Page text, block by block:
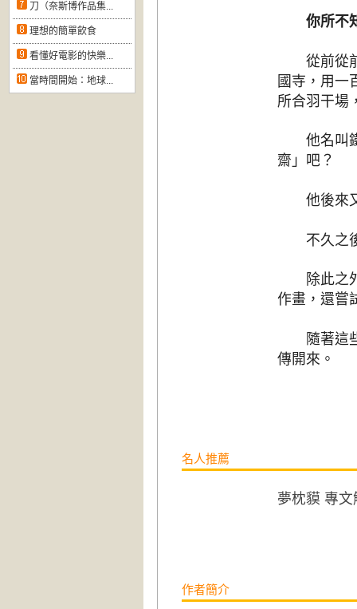
刀（奈斯博作品集...
理想的簡單飲食
看懂好電影的快樂...
當時間開始：地球...
你所不
從前從前
國寺，用一
所合羽干場
他名叫鐵
齋」吧？
他後來又
不久之後
除此之外
作畫，還嘗
隨著這些
傳開來。
名人推薦
夢枕貘 專
作者簡介